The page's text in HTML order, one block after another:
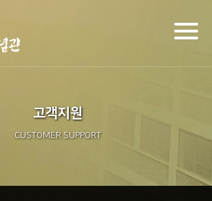
고객지원
CUSTOMER SUPPORT